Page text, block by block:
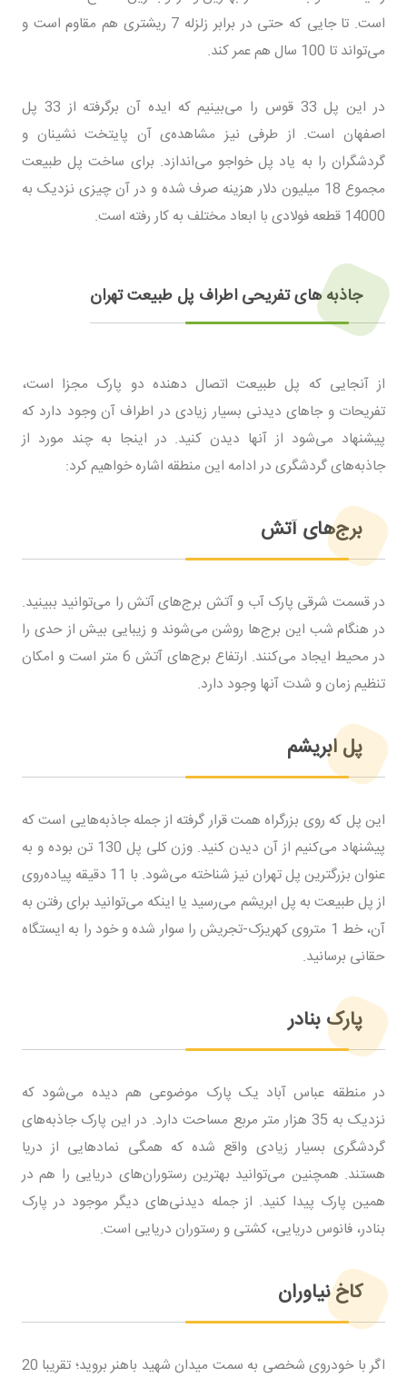
است. تا جایی که حتی در برابر زلزله 7 ریشتری هم مقاوم است و
می‌تواند تا 100 سال هم عمر کند.
در این پل 33 قوس را می‌بینیم که ایده آن برگرفته از 33 پل
اصفهان است. از طرفی نیز مشاهده‌ی آن پایتخت نشینان و
گردشگران را به یاد پل خواجو می‌اندازد. برای ساخت پل طبیعت
مجموع 18 میلیون دلار هزینه صرف شده و در آن چیزی نزدیک به
14000 قطعه فولادی با ابعاد مختلف به کار رفته است.
جاذبه های تفریحی اطراف پل طبیعت تهران
از آنجایی که پل طبیعت اتصال دهنده دو پارک مجزا است،
تفریحات و جاهای دیدنی بسیار زیادی در اطراف آن وجود دارد که
پیشنهاد می‌شود از آنها دیدن کنید. در اینجا به چند مورد از
جاذبه‌های گردشگری در ادامه این منطقه اشاره خواهیم کرد:
برج‌های آتش
در قسمت شرقی پارک آب و آتش برج‌های آتش را می‌توانید ببینید.
در هنگام شب این برج‌ها روشن می‌شوند و زیبایی بیش از حدی را
در محیط ایجاد می‌کنند. ارتفاع برج‌های آتش 6 متر است و امکان
تنظیم زمان و شدت آنها وجود دارد.
پل ابریشم
این پل که روی بزرگراه همت قرار گرفته از جمله جاذبه‌هایی است که
پیشنهاد می‌کنیم از آن دیدن کنید. وزن کلی پل 130 تن بوده و به
عنوان بزرگترین پل تهران نیز شناخته می‌شود. با 11 دقیقه پیاده‌روی
از پل طبیعت به پل ابریشم می‌رسید یا اینکه می‌توانید برای رفتن به
آن، خط 1 متروی کهریزک-تجریش را سوار شده و خود را به ایستگاه
حقانی برسانید.
پارک بنادر
در منطقه عباس آباد یک پارک موضوعی هم دیده می‌شود که
نزدیک به 35 هزار متر مربع مساحت دارد. در این پارک جاذبه‌های
گردشگری بسیار زیادی واقع شده که همگی نمادهایی از دریا
هستند. همچنین می‌توانید بهترین رستوران‌های دریایی را هم در
همین پارک پیدا کنید. از جمله دیدنی‌های دیگر موجود در پارک
بنادر، فانوس دریایی، کشتی و رستوران دریایی است.
کاخ نیاوران
اگر با خودروی شخصی به سمت میدان شهید باهنر بروید؛ تقریبا 20